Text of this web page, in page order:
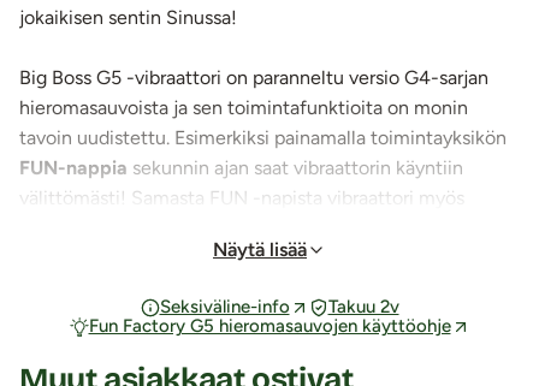
jokaikisen sentin Sinussa!
Big Boss G5 -vibraattori on paranneltu versio G4-sarjan
hieromasauvoista ja sen toimintafunktioita on monin
tavoin uudistettu. Esimerkiksi painamalla toimintayksikön
FUN-nappia sekunnin ajan saat vibraattorin käyntiin
välittömästi! Samasta FUN -napista vibraattori myös
Tämä QuickSTOP -näppäin tekee vibraattorin
ISOA POMOA vaikka kylvyssä!25% voimakkaammalla
Näytä lisää
Seksiväline-info
Takuu 2v
Fun Factory G5 hieromasauvojen käyttöohje